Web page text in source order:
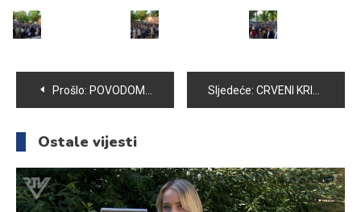
Navigacija
članaka
Prošlo: POVODOM OBILJEŽAVANJA BITKE ZA ORLIĆ SUTRA SE IGRA MALONOGOMETNI TURNIR “ORLIĆ 2017” Sljedeće: CRVENI KRIŽ OPĆINE VOGOŠĆA: POSEBNE AKTIVNOSTI U RAMAZANU ZA KORISNIKE KUHINJE
Ostale vijesti